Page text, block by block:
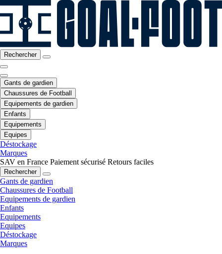
Rechercher
Gants de gardien
Chaussures de Football
Equipements de gardien
Enfants
Equipements
Equipes
Déstockage
Marques
SAV en France Paiement sécurisé Retours faciles
Rechercher
Gants de gardien
Chaussures de Football
Equipements de gardien
Enfants
Equipements
Equipes
Déstockage
Marques